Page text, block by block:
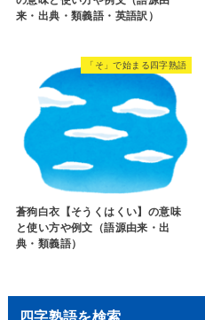
来・出典・類義語・英語訳）
「そ」で始まる四字熟語
蒼狗白衣【そうくはくい】の意味
と使い方や例文（語源由来・出
典・類義語）
四字熟語を検索